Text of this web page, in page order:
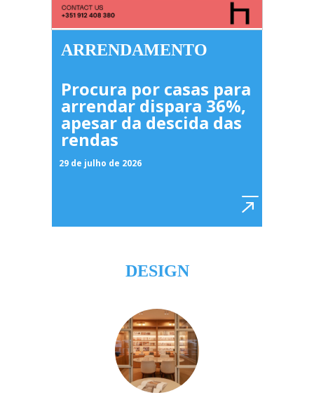
ARRENDAMENTO
Procura por casas para
arrendar dispara 36%,
apesar da descida das
rendas
29 de julho de 2026
DESIGN